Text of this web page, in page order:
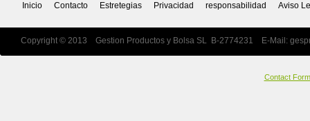
Inicio Contacto Estretegias Privacidad responsabilidad Aviso
Copyright © 2013 Gestion Productos y Bolsa SL B-2774231 E-Mail:
Contact Form